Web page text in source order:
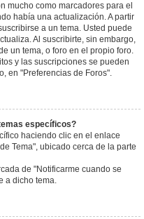
mucho como marcadores para el
había una actualización. A partir
a un tema. Usted puede
Al suscribirte, sin embargo,
un tema, o foro en el propio foro.
y las suscripciones se pueden
en "Preferencias de Foros".
específicos?
haciendo clic en el enlace
Tema", ubicado cerca de la parte
de "Notificarme cuando se
a dicho tema.